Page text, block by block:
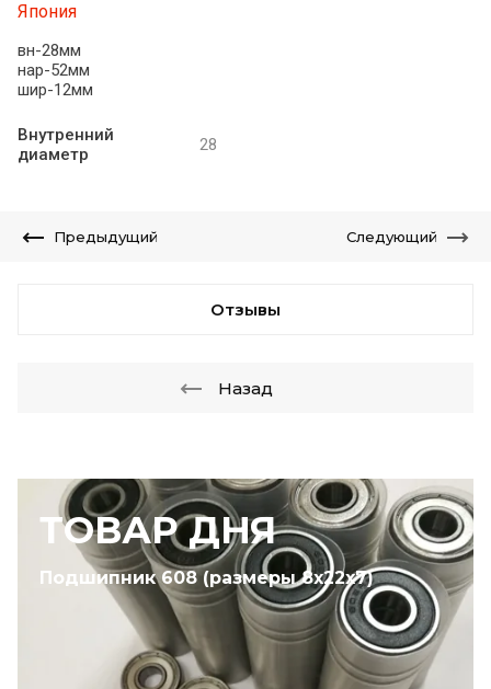
ТОВАР ДНЯ
Подшипник 608 (размеры 8х22х7)
Япония
вн-28мм
нар-52мм
шир-12мм
Внутренний
диаметр
28
Предыдущий Следующий
Отзывы
Назад